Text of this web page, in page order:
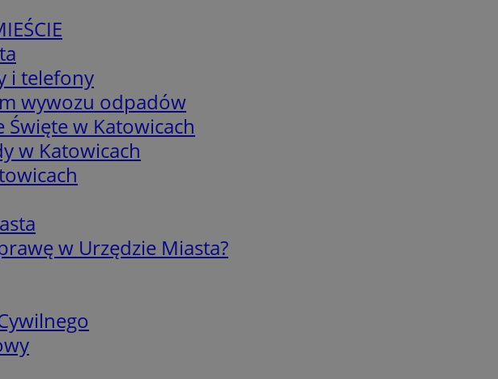
i telefony
wywozu odpadów
Święte w Katowicach
w Katowicach
w Urzędzie Miasta?